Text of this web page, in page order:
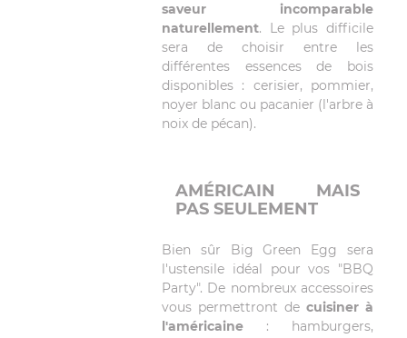
saveur incomparable
naturellement. Le plus difficile
sera de choisir entre les
différentes essences de bois
disponibles : cerisier, pommier,
noyer blanc ou pacanier (l'arbre à
noix de pécan).
AMÉRICAIN MAIS
PAS SEULEMENT
Bien sûr Big Green Egg sera
l'ustensile idéal pour vos "BBQ
Party". De nombreux accessoires
vous permettront de cuisiner à
l'américaine : hamburgers,